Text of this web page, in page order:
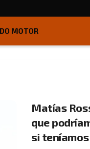
MOTOR
Matías
que
si